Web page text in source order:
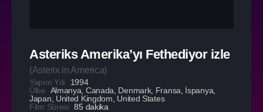
Asteriks Amerika’yı Fethediyor izle
(Asterix in America)
Yapım Yılı
1994
Ülke
Almanya Canada Denmark, Fransa İspanya
Japan United Kingdom United States
Film Süresi 85 dakika